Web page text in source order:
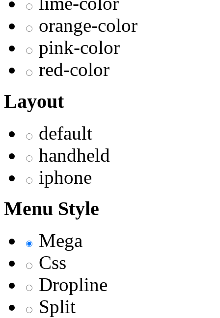
orange-color
pink-color
red-color
Layout
default
handheld
iphone
Menu Style
Mega
Css
Dropline
Split